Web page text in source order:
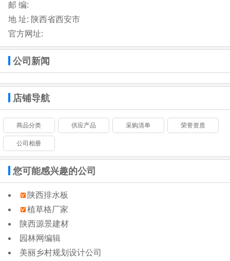
邮 编:
地 址: 陕西省西安市
官方网址:
公司新闻
店铺导航
商品分类 供应产品 采购清单 荣誉资质
公司相册
您可能感兴趣的公司
陕西排水板
植草格厂家
陕西源景建材
园林网编辑
美丽乡村规划设计公司